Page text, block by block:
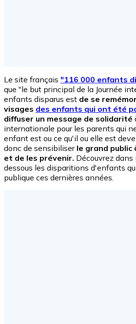
Le site français "116 000 enfants
que "le but principal de la Journée
enfants disparus est de se
visages des enfants qui ont été
diffuser un message de solidarité
internationale pour les parents qui
enfant est ou ce qu'il ou elle est
donc de sensibiliserle grand public
et de les prévenir. Découvrez
dessous les disparitions d'enfants
publique ces dernières années.